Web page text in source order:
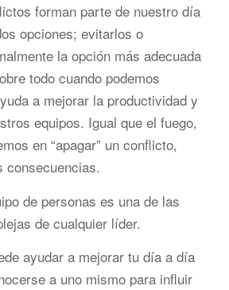
forman parte de nuestro día
opciones; evitarlos o
la opción más adecuada
todo cuando podemos
a mejorar la productividad y
equipos. Igual que el fuego,
en “apagar” un conflicto,
consecuencias.
de personas es una de las
de cualquier líder.
ayudar a mejorar tu día a día
a uno mismo para influir